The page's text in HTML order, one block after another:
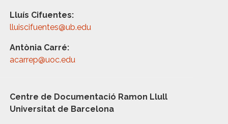
Lluís Cifuentes:
lluiscifuentes@ub.edu
Antònia Carré:
acarrep@uoc.edu
Centre de Documentació Ramon Llull
Universitat de Barcelona